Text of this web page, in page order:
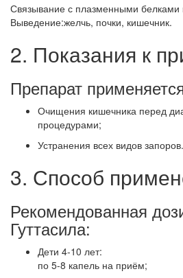
Связывание с плазменными белками
Выведение:желчь, почки, кишечник.
2. Показания к
Препарат
Очищения кишечника перед
процедурами;
Устранения всех видов запоров.
3. Способ
Рекомендованная
Гуттасила:
Дети 4-10 лет:
по 5-8 капель на приём;